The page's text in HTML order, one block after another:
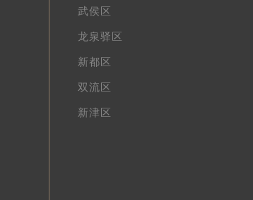
武侯区
龙泉驿区
新都区
双流区
新津区